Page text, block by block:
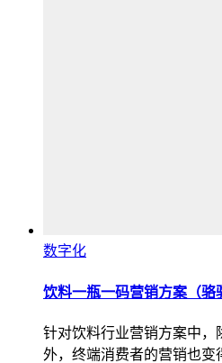
数字化
饮料一瓶一码营销方案（骆
针对饮料行业营销方案中，
外，终端消费者的营销也变